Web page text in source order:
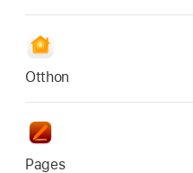
Otthon
Pages